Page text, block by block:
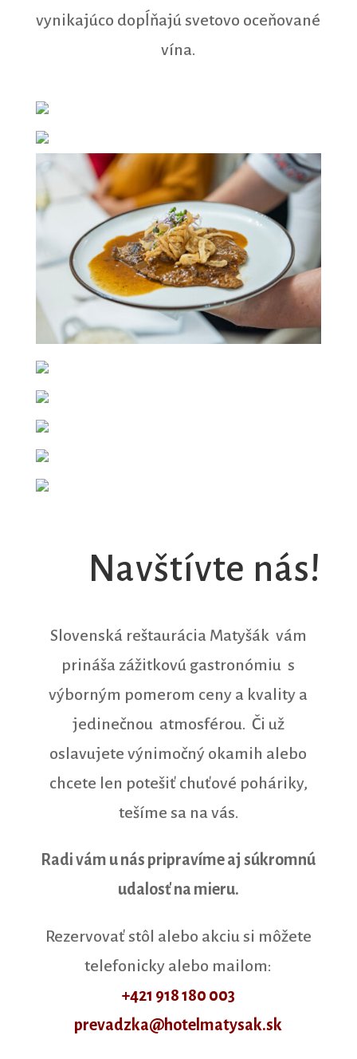
vynikajúco dopĺňajú svetovo oceňované
vína.
Navštívte nás!
Slovenská reštaurácia Matyšák vám
prináša zážitkovú gastronómiu s
výborným pomerom ceny a kvality a
jedinečnou atmosférou. Či už
oslavujete výnimočný okamih alebo
chcete len potešiť chuťové poháriky,
tešíme sa na vás.
Radi vám u nás pripravíme aj súkromnú
udalosť na mieru.
Rezervovať stôl alebo akciu si môžete
telefonicky alebo mailom:
+421 918 180 003
prevadzka@hotelmatysak.sk